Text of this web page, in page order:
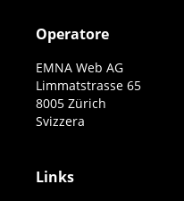
Operatore
EMNA Web AG
Limmatstrasse 65
8005 Zürich
Svizzera
Links